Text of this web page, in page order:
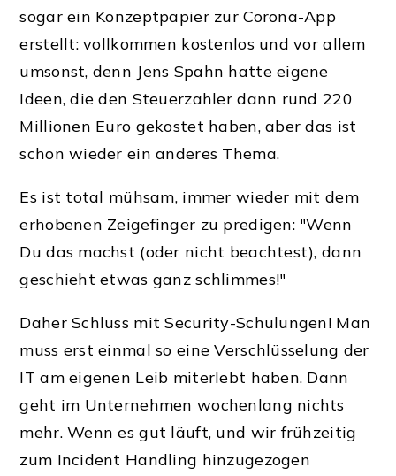
sogar ein Konzeptpapier zur Corona-App
erstellt: vollkommen kostenlos und vor allem
umsonst, denn Jens Spahn hatte eigene
Ideen, die den Steuerzahler dann rund 220
Millionen Euro gekostet haben, aber das ist
schon wieder ein anderes Thema.
Es ist total mühsam, immer wieder mit dem
erhobenen Zeigefinger zu predigen: "Wenn
Du das machst (oder nicht beachtest), dann
geschieht etwas ganz schlimmes!"
Daher Schluss mit Security-Schulungen! Man
muss erst einmal so eine Verschlüsselung der
IT am eigenen Leib miterlebt haben. Dann
geht im Unternehmen wochenlang nichts
mehr. Wenn es gut läuft, und wir frühzeitig
zum Incident Handling hinzugezogen